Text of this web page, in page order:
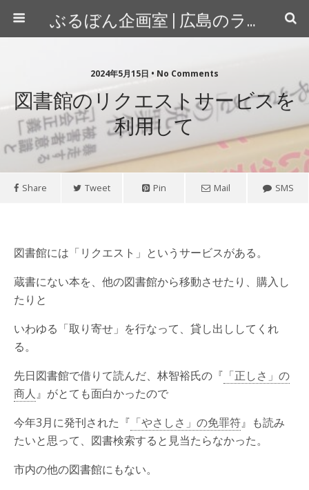
ぶるぼん企画室 | 広島のライター＆カメラマン
2024年5月15日 • No Comments
図書館のリクエストサービスを
利用して
Share Tweet Pin Mail SMS
図書館には「リクエスト」というサービスがある。
蔵書にない本を、他の図書館から移動させたり、購入し
たりと
いわゆる「取り寄せ」を行なって、貸し出ししてくれ
る。
先日図書館で借りて読んだ、林智裕氏の『 「正しさ」の
商人 』がとても面白かったので
今年3月に発刊された『 「やさしさ」の免罪符』も読み
たいと思って、図書検索すると見当たらなかった。
市内の他の図書館にもない。